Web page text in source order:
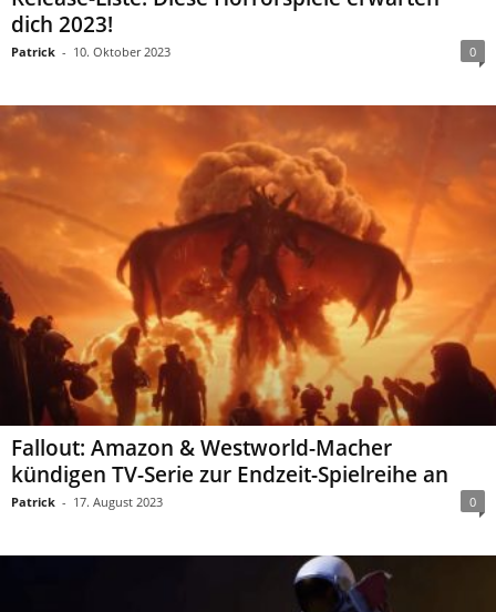
dich 2023!
Patrick - 10. Oktober 2023 0
Fallout: Amazon & Westworld-Macher
kündigen TV-Serie zur Endzeit-Spielreihe an
Patrick - 17. August 2023 0